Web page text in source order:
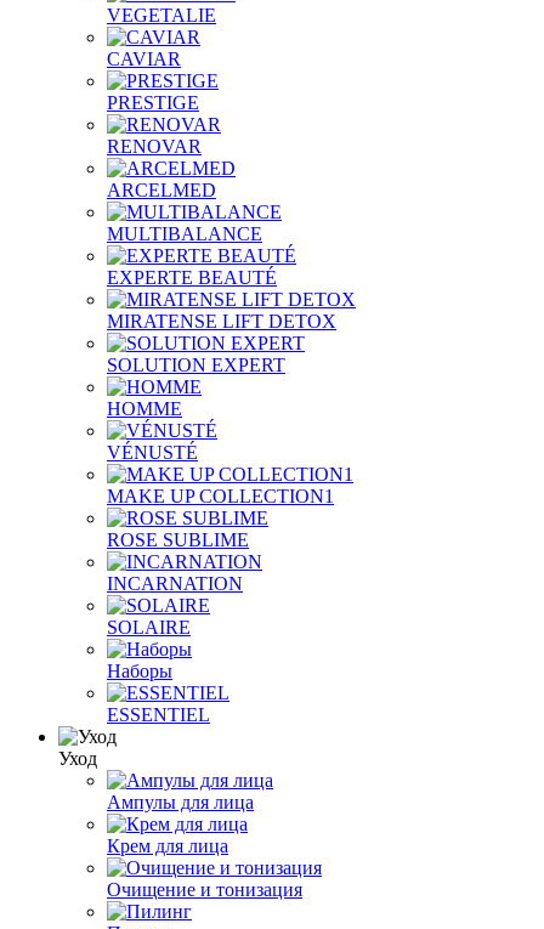
VEGETALIE
CAVIAR
PRESTIGE
RENOVAR
ARCELMED
MULTIBALANCE
EXPERTE BEAUTÉ
MIRATENSE LIFT DETOX
SOLUTION EXPERT
HOMME
VÉNUSTÉ
MAKE UP COLLECTION1
ROSE SUBLIME
INCARNATION
SOLAIRE
Наборы
ESSENTIEL
Уход
Ампулы для лица
Крем для лица
Очищение и тонизация